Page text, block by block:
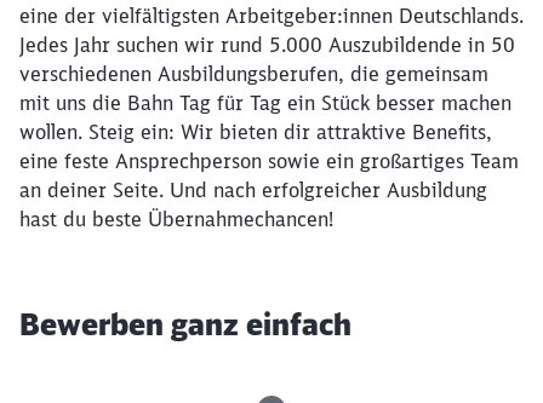
eine der vielfältigsten Arbeitgeber:innen Deutschlands.
Jedes Jahr suchen wir rund 5.000 Auszubildende in 50
verschiedenen Ausbildungsberufen, die gemeinsam
mit uns die Bahn Tag für Tag ein Stück besser machen
wollen. Steig ein: Wir bieten dir attraktive Benefits,
eine feste Ansprechperson sowie ein großartiges Team
an deiner Seite. Und nach erfolgreicher Ausbildung
hast du beste Übernahmechancen!
Bewerben ganz einfach